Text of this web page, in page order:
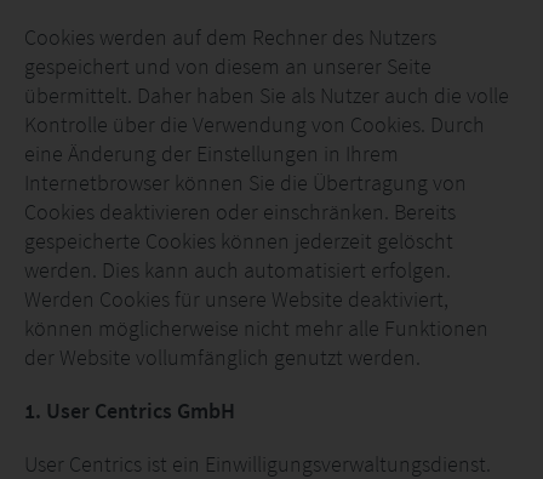
Cookies werden auf dem Rechner des Nutzers
gespeichert und von diesem an unserer Seite
übermittelt. Daher haben Sie als Nutzer auch die volle
Kontrolle über die Verwendung von Cookies. Durch
eine Änderung der Einstellungen in Ihrem
Internetbrowser können Sie die Übertragung von
Cookies deaktivieren oder einschränken. Bereits
gespeicherte Cookies können jederzeit gelöscht
werden. Dies kann auch automatisiert erfolgen.
Werden Cookies für unsere Website deaktiviert,
können möglicherweise nicht mehr alle Funktionen
der Website vollumfänglich genutzt werden.
1. User Centrics GmbH
User Centrics ist ein Einwilligungsverwaltungsdienst.